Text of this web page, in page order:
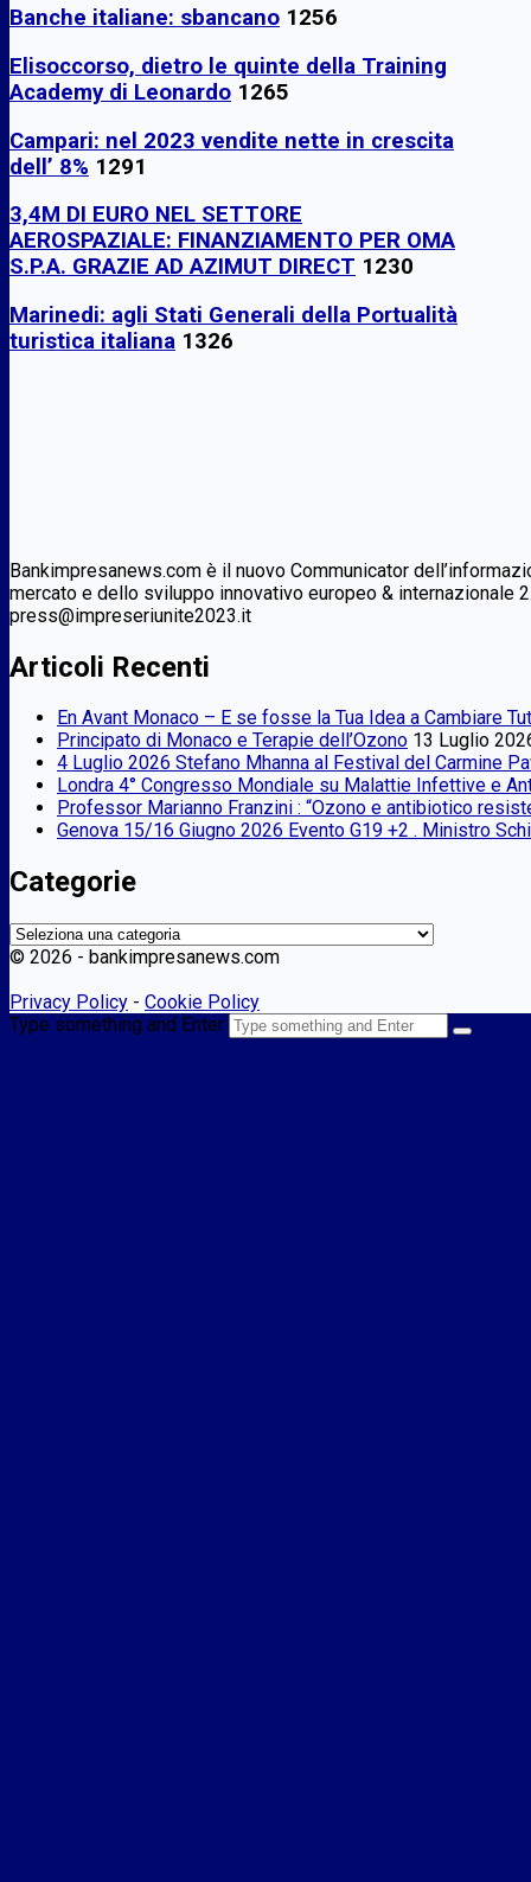
Banche italiane: sbancano 1256
Elisoccorso, dietro le quinte della Training
Academy di Leonardo 1265
Campari: nel 2023 vendite nette in crescita
dell’ 8% 1291
3,4M DI EURO NEL SETTORE
AEROSPAZIALE: FINANZIAMENTO PER OMA
S.P.A. GRAZIE AD AZIMUT DIRECT 1230
Marinedi: agli Stati Generali della Portualità
turistica italiana 1326
Bankimpresanews.com è il nuovo Communicator
mercato e dello sviluppo innovativo europeo & internazionale
press@impreseriunite2023.it
Articoli Recenti
En Avant Monaco – E se fosse la Tua Idea a Cambiare
Principato di Monaco e Terapie dell’Ozono 13 Luglio
4 Luglio 2026 Stefano Mhanna al Festival del Carmine
Londra 4° Congresso Mondiale su Malattie Infettive e
Professor Marianno Franzini : “Ozono e antibiotico
Genova 15/16 Giugno 2026 Evento G19 +2 . Ministro
Categorie
Categorie
© 2026 - bankimpresanews.com
Privacy Policy - Cookie Policy
Type something and Enter